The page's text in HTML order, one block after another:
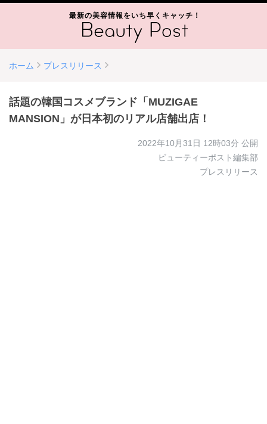
最新の美容情報をいち早くキャッチ！
ホーム プレスリリース
話題の韓国コスメブランド「MUZIGAE
MANSION」が日本初のリアル店舗出店！
2022年10月31日 12時03分 公開
ビューティーポスト編集部
プレスリリース